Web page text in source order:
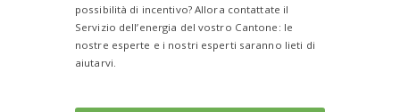
possibilità di incentivo? Allora contattate il
Servizio dell’energia del vostro Cantone: le
nostre esperte e i nostri esperti saranno lieti di
aiutarvi.